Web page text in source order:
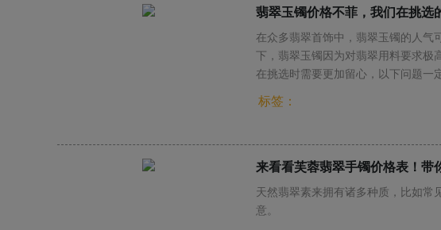
翡翠玉镯价格不菲，我们在挑选
在众多翡翠首饰中，翡翠玉镯的人气
下，翡翠玉镯因为对翡翠用料要求极
在挑选时需要更加留心，以下问题一
标签：
来看看芙蓉翡翠手镯价格表！带
天然翡翠素来拥有诸多种质，比如常
意。